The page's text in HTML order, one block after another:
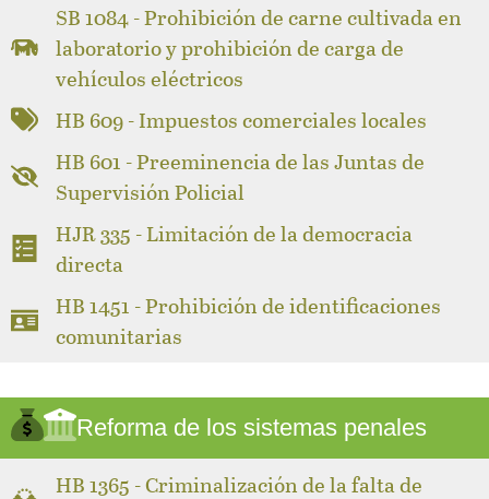
SB 1084 - Prohibición de carne cultivada en
laboratorio y prohibición de carga de
vehículos eléctricos
HB 609 - Impuestos comerciales locales
HB 601 - Preeminencia de las Juntas de
Supervisión Policial
HJR 335 - Limitación de la democracia
directa
HB 1451 - Prohibición de identificaciones
comunitarias
Reforma de los sistemas penales
HB 1365 - Criminalización de la falta de